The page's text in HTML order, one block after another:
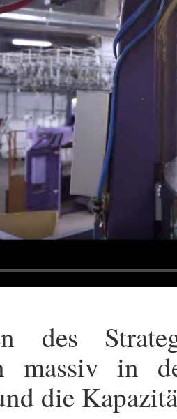
des
massiv in
die